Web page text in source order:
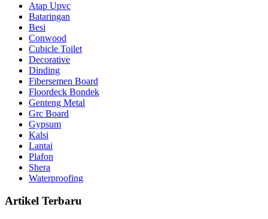
Atap Upvc
Bataringan
Besi
Conwood
Cubicle Toilet
Decorative
Dinding
Fibersemen Board
Floordeck Bondek
Genteng Metal
Grc Board
Gypsum
Kalsi
Lantai
Plafon
Shera
Waterproofing
Artikel Terbaru